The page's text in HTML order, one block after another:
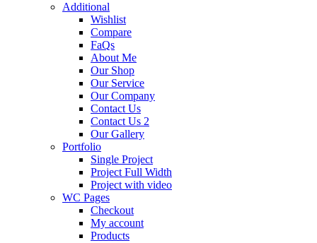
Additional
Wishlist
Compare
FaQs
About Me
Our Shop
Our Service
Our Company
Contact Us
Contact Us 2
Our Gallery
Portfolio
Single Project
Project Full Width
Project with video
WC Pages
Checkout
My account
Products